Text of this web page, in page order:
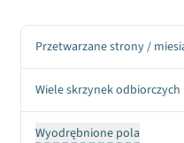
Przetwarzane strony /
Wiele skrzynek odbiorczych
Wyodrębnione pola